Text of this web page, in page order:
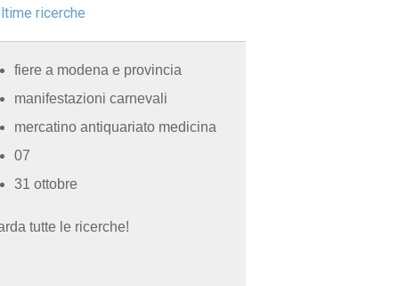
ricerche
fiere a modena e provincia
manifestazioni carnevali
mercatino antiquariato medicina
07
31 ottobre
tutte le ricerche!